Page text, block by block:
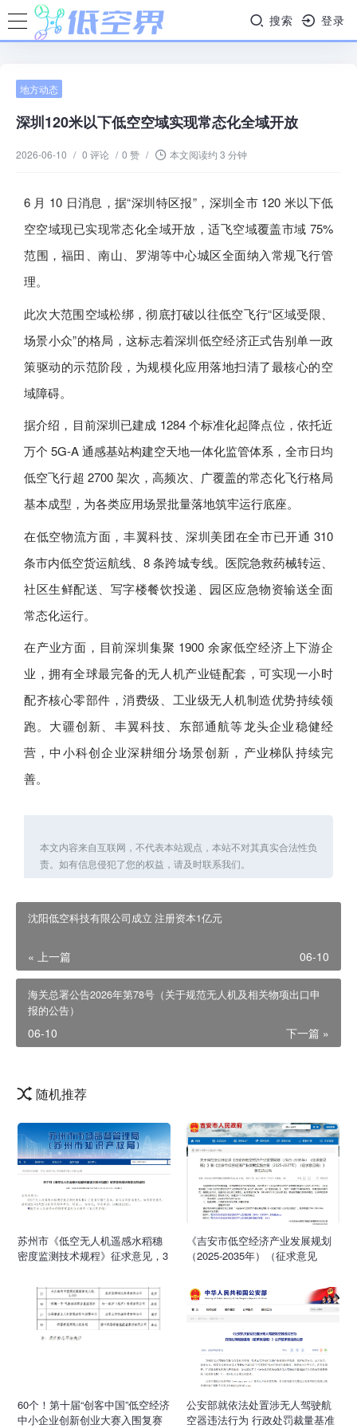
搜索 登录
地方动态
深圳120米以下低空空域实现常态化全域开放
2026-06-10 / 0 评论 / 0 赞 / 本文阅读约 3 分钟
6 月 10 日消息，据“深圳特区报”，深圳全市 120 米以下低
空空域现已实现常态化全域开放，适飞空域覆盖市域 75%
范围，福田、南山、罗湖等中心城区全面纳入常规飞行管
理。
此次大范围空域松绑，彻底打破以往低空飞行“区域受限、
场景小众”的格局，这标志着深圳低空经济正式告别单一政
策驱动的示范阶段，为规模化应用落地扫清了最核心的空
域障碍。
据介绍，目前深圳已建成 1284 个标准化起降点位，依托近
万个 5G-A 通感基站构建空天地一体化监管体系，全市日均
低空飞行超 2700 架次，高频次、广覆盖的常态化飞行格局
基本成型，为各类应用场景批量落地筑牢运行底座。
在低空物流方面，丰翼科技、深圳美团在全市已开通 310
条市内低空货运航线、8 条跨城专线。医院急救药械转运、
社区生鲜配送、写字楼餐饮投递、园区应急物资输送全面
常态化运行。
在产业方面，目前深圳集聚 1900 余家低空经济上下游企
业，拥有全球最完备的无人机产业链配套，可实现一小时
配齐核心零部件，消费级、工业级无人机制造优势持续领
跑。大疆创新、丰翼科技、东部通航等龙头企业稳健经
营，中小科创企业深耕细分场景创新，产业梯队持续完
善。
本文内容来自互联网，不代表本站观点，本站不对其真实合法性负
责。如有信息侵犯了您的权益，请及时联系我们。
沈阳低空科技有限公司成立 注册资本1亿元
« 上一篇 06-10
海关总署公告2026年第78号（关于规范无人机及相关物项出口申
报的公告）
下一篇 »
06-10
随机推荐
苏州市《低空无人机遥感水稻穗
密度监测技术规程》征求意见，3
《吉安市低空经济产业发展规划
（2025-2035年）（征求意见
发展实施方案（2025-2027年）
（征求意见稿）发布
60个！第十届“创客中国”低空经济
中小企业创新创业大赛入围复赛
公安部就依法处置涉无人驾驶航
空器违法行为 行政处罚裁量基准